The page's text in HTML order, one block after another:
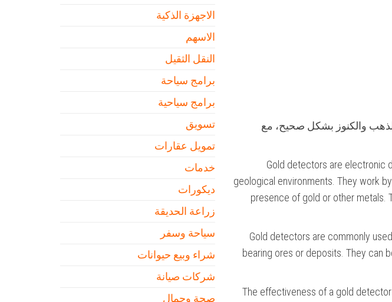
والكنوز بشكل صحيح، مع
Gold detectors are electronic
geological environments. They work
presence of gold or other metals.
Gold detectors are commonly
bearing ores or deposits. They can
The effectiveness of a gold
الاجهزة الذكية
الاسهم
النقل الثقيل
برامج سياحة
برامج سياحية
تسويق
تمويل عقارات
خدمات
ديكورات
زراعة الحديقة
سياحة وسفر
شراء وبيع حيوانات
شركات صيانة
صحة وجمال